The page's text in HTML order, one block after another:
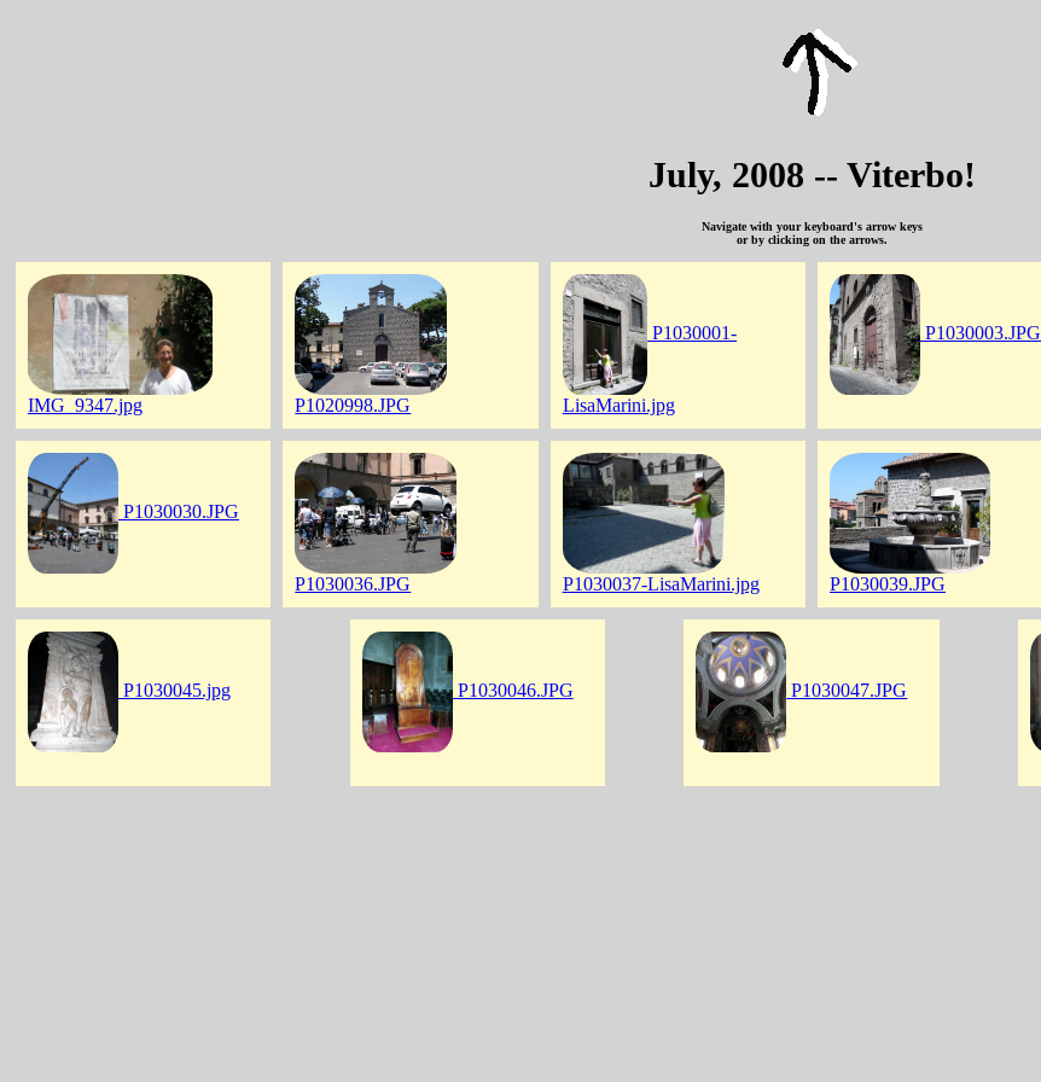
July, 2008 -- Viterbo!
Navigate with your keyboard's arrow keys
or by clicking on the arrows.
IMG_9347.jpg P1020998.JPG
P1030001-
LisaMarini.jpg
P1030003.JPG
P1030030.JPG
P1030036.JPG P1030037-LisaMarini.jpg P1030039.JPG
P1030045.jpg P1030046.JPG P1030047.JPG